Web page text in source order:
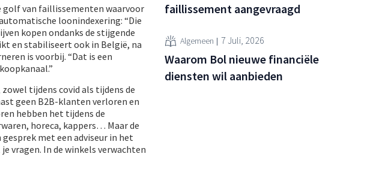
golf van faillissementen waarvoor
loonindexering: “Die
kopen ondanks de stijgende
en stabiliseert ook in België, na
is voorbij. “Dat is een
tijdens covid als tijdens de
geen B2B-klanten verloren en
hebben het tijdens de
horeca, kappers… Maar de
met een adviseur in het
vragen. In de winkels verwachten
faillissement aangevraagd
Algemeen 7 Juli, 2026
Waarom Bol nieuwe financiële
diensten wil aanbieden